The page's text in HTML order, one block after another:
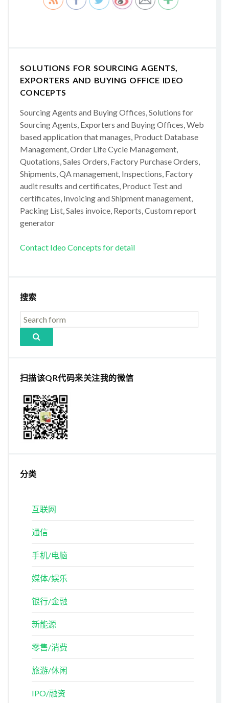
SOLUTIONS FOR SOURCING AGENTS,
EXPORTERS AND BUYING OFFICE IDEO
CONCEPTS
Sourcing Agents and Buying Offices, Solutions for
Sourcing Agents, Exporters and Buying Offices, Web
based application that manages, Product Database
Management, Order Life Cycle Management,
Quotations, Sales Orders, Factory Purchase Orders,
Shipments, QA management, Inspections, Factory
audit results and certificates, Product Test and
certificates, Invoicing and Shipment management,
Packing List, Sales invoice, Reports, Custom report
generator
Contact Ideo Concepts for detail
搜索
扫描该QR代码来关注我的微信
分类
互联网
通信
手机/电脑
媒体/娱乐
银行/金融
新能源
零售/消费
旅游/休闲
IPO/融资